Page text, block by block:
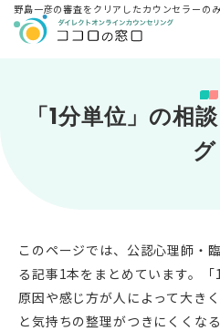
野島一彦の審査をクリアしたカウンセラーの
「1分単位」の相
グ
このページでは、公認心理師・
る記事1本をまとめています。「
原因や感じ方が人によって大き
と気持ちの整理がつきにくくな